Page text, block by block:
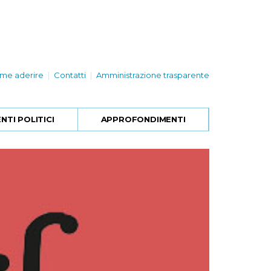
aderire Contatti Amministrazione trasparente
POLITICI APPROFONDIMENTI